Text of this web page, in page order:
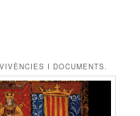
I DOCUMENTS.